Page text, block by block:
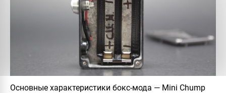
Основные характеристики бокс-мода — Mini Chump